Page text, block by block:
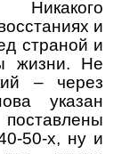
и
страной и
жизни. Не
– через
указан
50-х, ну и